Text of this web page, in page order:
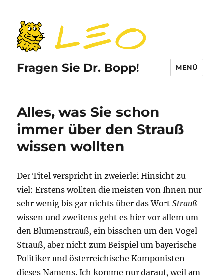
Fragen Sie Dr. Bopp! MENÜ
Alles, was Sie schon
immer über den Strauß
wissen wollten
Der Titel verspricht in zweierlei Hinsicht zu
viel: Erstens wollten die meisten von Ihnen nur
sehr wenig bis gar nichts über das WortStrauß
wissen und zweitens geht es hier vor allem um
den Blumenstrauß, ein bisschen um den Vogel
Strauß, aber nicht zum Beispiel um bayerische
Politiker und österreichische Komponisten
dieses Namens. Ich komme nur darauf, weil am